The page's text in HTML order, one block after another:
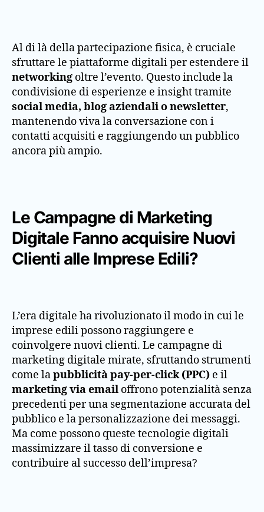
Al di là della partecipazione fisica, è cruciale
sfruttare le piattaforme digitali per estendere il
networking oltre l’evento. Questo include la
condivisione di esperienze e insight tramite
social media, blog aziendali o newsletter,
mantenendo viva la conversazione con i
contatti acquisiti e raggiungendo un pubblico
ancora più ampio.
Le Campagne di Marketing
Digitale Fanno acquisire Nuovi
Clienti alle Imprese Edili?
L’era digitale ha rivoluzionato il modo in cui le
imprese edili possono raggiungere e
coinvolgere nuovi clienti. Le campagne di
marketing digitale mirate, sfruttando strumenti
come lapubblicità pay-per-click (PPC) e il
marketing via email offrono potenzialità senza
precedenti per una segmentazione accurata del
pubblico e la personalizzazione dei messaggi.
Ma come possono queste tecnologie digitali
massimizzare il tasso di conversione e
contribuire al successo dell’impresa?